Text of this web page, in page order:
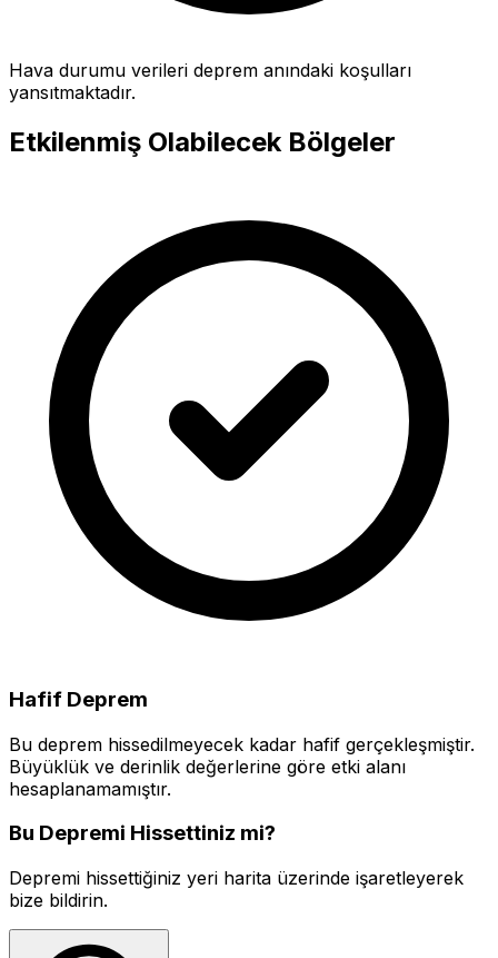
Hava durumu verileri deprem anındaki koşulları
yansıtmaktadır.
Etkilenmiş Olabilecek Bölgeler
Hafif Deprem
Bu deprem hissedilmeyecek kadar hafif gerçekleşmiştir.
Büyüklük ve derinlik değerlerine göre etki alanı
hesaplanamamıştır.
Bu Depremi Hissettiniz mi?
Depremi hissettiğiniz yeri harita üzerinde işaretleyerek
bize bildirin.